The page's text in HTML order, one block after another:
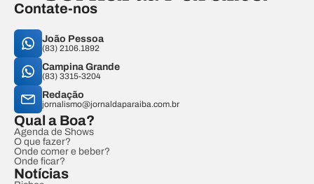
Contate-nos
João Pessoa
(83) 2106.1892
Campina Grande
(83) 3315-3204
Redação
jornalismo@jornaldaparaiba.com.br
Qual a Boa?
Agenda de Shows
O que fazer?
Onde comer e beber?
Onde ficar?
Notícias